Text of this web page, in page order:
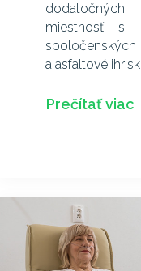
dodatočných
miestnosť s
spoločenských
a asfaltové
Prečítať viac